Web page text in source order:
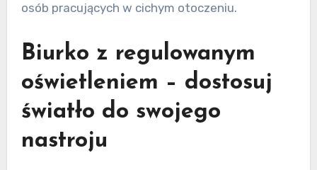
osób pracujących w cichym otoczeniu.
Biurko z regulowanym
oświetleniem – dostosuj
światło do swojego
nastroju